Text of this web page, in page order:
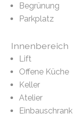
Begrünung
Parkplatz
Innenbereich
Lift
Offene Küche
Keller
Atelier
Einbauschrank